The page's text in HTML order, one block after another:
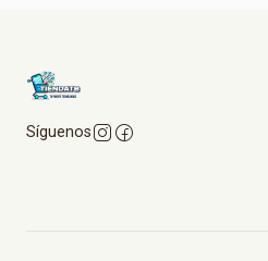
Síguenos